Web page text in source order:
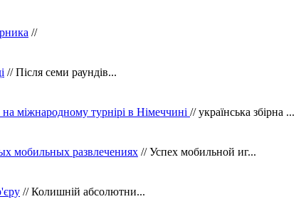
//
// Після семи раундів...
міжнародному турнірі в Німеччині // українська збірна ...
мобильных развлечениях // Успех мобильной иг...
// Колишній абсолютни...